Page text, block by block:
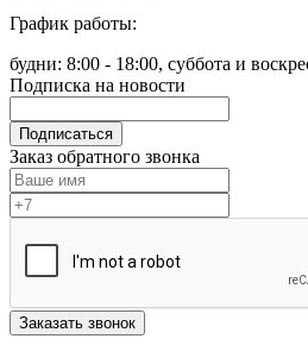
График работы:
будни: 8:00 - 18:00, суббота и
Подписка на новости
Подписаться
Заказ обратного звонка
Заказать звонок